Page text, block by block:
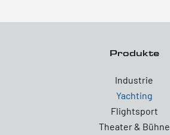
Produkte
Industrie
Yachting
Flightsport
Theater & Bühne